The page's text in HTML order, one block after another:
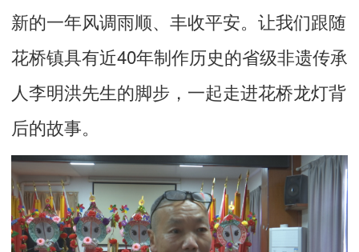
新的一年风调雨顺、丰收平安。让我们跟随
花桥镇具有近40年制作历史的省级非遗传承
人李明洪先生的脚步，一起走进花桥龙灯背
后的故事。